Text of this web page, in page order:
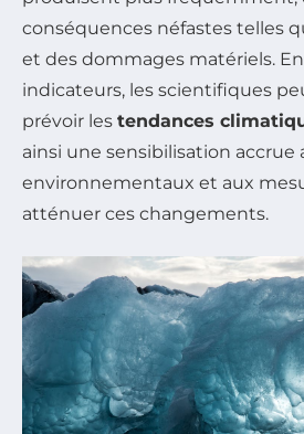
conséquences néfastes telles
et des dommages matériels.
indicateurs, les scientifiques
prévoir les tendances
ainsi une sensibilisation accrue
environnementaux et aux
atténuer ces changements.